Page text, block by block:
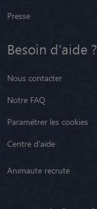
Presse
Besoin d'aide ?
Nous contacter
Notre FAQ
Paramétrer les cookies
Centre d'aide
Animaute recrute